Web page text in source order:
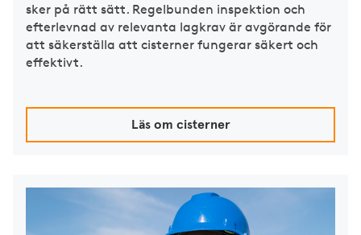
sker på rätt sätt. Regelbunden inspektion och
efterlevnad av relevanta lagkrav är avgörande för
att säkerställa att cisterner fungerar säkert och
effektivt.
Läs om cisterner